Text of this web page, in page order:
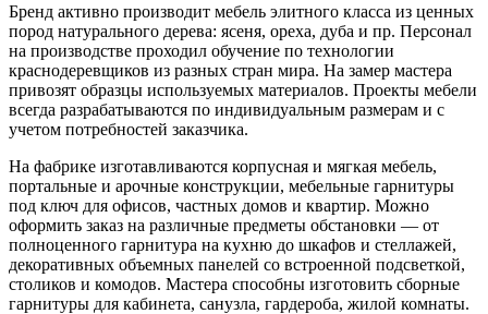
Бренд активно производит мебель элитного класса из ценных
пород натурального дерева: ясеня, ореха, дуба и пр. Персонал
на производстве проходил обучение по технологии
краснодеревщиков из разных стран мира. На замер мастера
привозят образцы используемых материалов. Проекты мебели
всегда разрабатываются по индивидуальным размерам и с
учетом потребностей заказчика.
На фабрике изготавливаются корпусная и мягкая мебель,
портальные и арочные конструкции, мебельные гарнитуры
под ключ для офисов, частных домов и квартир. Можно
оформить заказ на различные предметы обстановки — от
полноценного гарнитура на кухню до шкафов и стеллажей,
декоративных объемных панелей со встроенной подсветкой,
столиков и комодов. Мастера способны изготовить сборные
гарнитуры для кабинета, санузла, гардероба, жилой комнаты.